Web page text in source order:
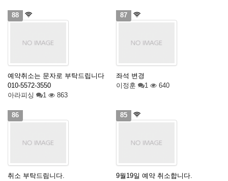
88
예약취소는 문자로 부탁드립니다
010-5572-3550
아라피싱
1 863
87
좌석 변경
이정훈
1 640
86
취소 부탁드림니다.
85
9월19일 예약 취소합니다.